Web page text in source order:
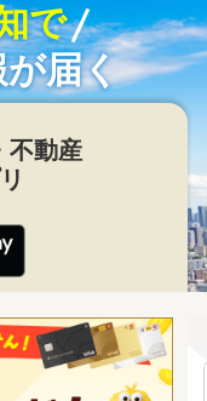
で
届く
不動産